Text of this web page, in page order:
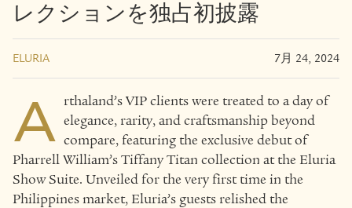
レクションを独占初披露
ELURIA 7月 24, 2024
A rthaland’s VIP clients were treated to a day of
elegance, rarity, and craftsmanship beyond
compare, featuring the exclusive debut of
Pharrell William’s Tiffany Titan collection at the Eluria
Show Suite. Unveiled for the very first time in the
Philippines market, Eluria’s guests relished the